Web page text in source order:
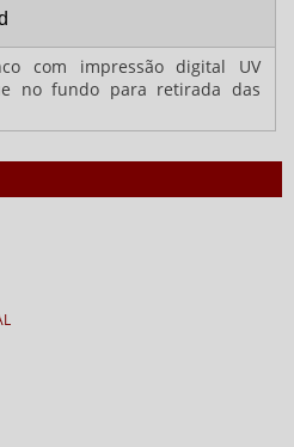
com impressão digital UV
no fundo para retirada das